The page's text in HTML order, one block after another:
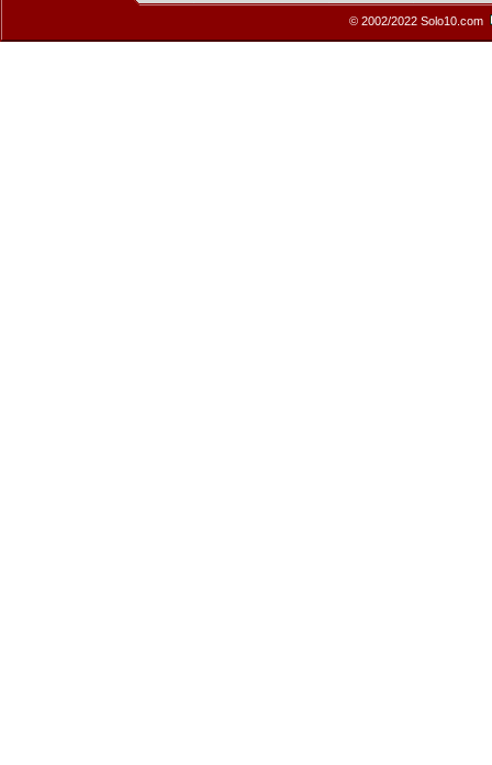
© 2002/2022 Solo10.com